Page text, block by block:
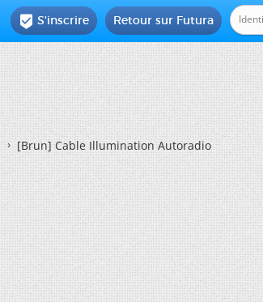
Retour sur Futura
 S'inscrire
[Brun]Cable Illumination Autoradio